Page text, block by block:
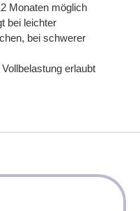
Monaten möglich
bei leichter
bei schwerer
erlaubt